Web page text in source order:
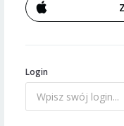
Login